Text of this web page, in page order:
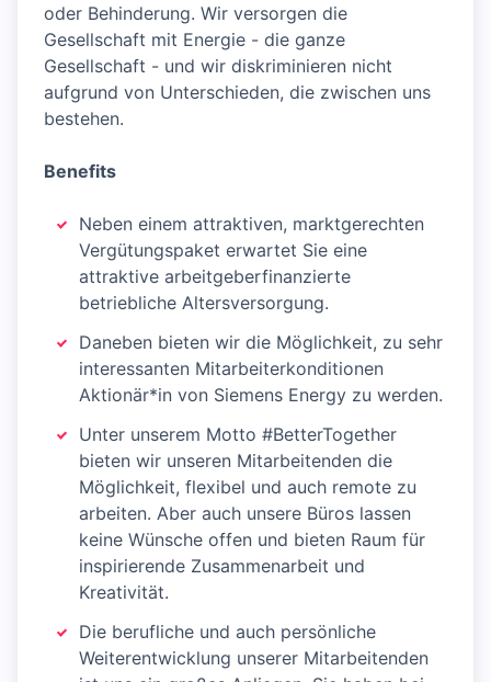
oder Behinderung. Wir versorgen die
Gesellschaft mit Energie - die ganze
Gesellschaft - und wir diskriminieren nicht
aufgrund von Unterschieden, die zwischen uns
bestehen.
Benefits
Neben einem attraktiven, marktgerechten
Vergütungspaket erwartet Sie eine
attraktive arbeitgeberfinanzierte
betriebliche Altersversorgung.
Daneben bieten wir die Möglichkeit, zu sehr
interessanten Mitarbeiterkonditionen
Aktionär*in von Siemens Energy zu werden.
Unter unserem Motto #BetterTogether
bieten wir unseren Mitarbeitenden die
Möglichkeit, flexibel und auch remote zu
arbeiten. Aber auch unsere Büros lassen
keine Wünsche offen und bieten Raum für
inspirierende Zusammenarbeit und
Kreativität.
Die berufliche und auch persönliche
Weiterentwicklung unserer Mitarbeitenden